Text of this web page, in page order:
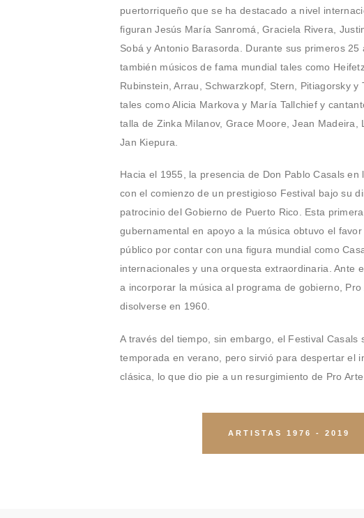
puertorriqueño que se ha destacado a nivel
figuran Jesús María Sanromá, Graciela Rivera,
Sobá y Antonio Barasorda. Durante sus primeros 25
también músicos de fama mundial tales como
Rubinstein, Arrau, Schwarzkopf, Stern, Pitiagorsky y
tales como Alicia Markova y María Tallchief y
talla de Zinka Milanov, Grace Moore, Jean Madeira,
Jan Kiepura.
Hacia el 1955, la presencia de Don Pablo Casals en
con el comienzo de un prestigioso Festival bajo su
patrocinio del Gobierno de Puerto Rico. Esta
gubernamental en apoyo a la música obtuvo el
público por contar con una figura mundial como
internacionales y una orquesta extraordinaria. Ante
a incorporar la música al programa de gobierno, Pro
disolverse en 1960.
A través del tiempo, sin embargo, el Festival Casals
temporada en verano, pero sirvió para despertar el
clásica, lo que dio pie a un resurgimiento de Pro Arte
ARTISTAS 1976 - 2019